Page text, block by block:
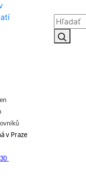
Hľadať:
v Praze
30